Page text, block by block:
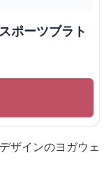
ポーツブラト
ザインのヨガウェ